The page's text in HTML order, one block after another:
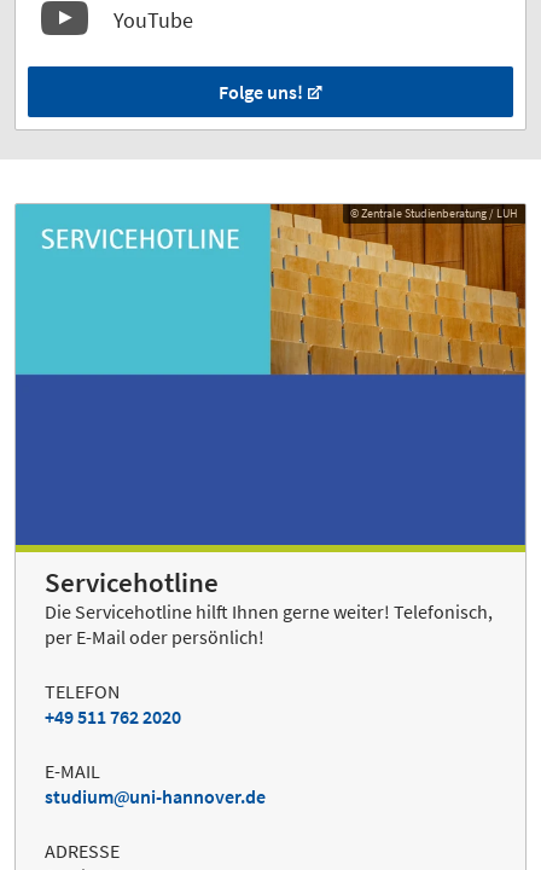
YouTube
Folge uns!
© Zentrale Studienberatung / LUH
Servicehotline
Die Servicehotline hilft Ihnen gerne weiter! Telefonisch,
per E-Mail oder persönlich!
TELEFON
+49 511 762 2020
E-MAIL
studium
uni-hannover.de
ADRESSE